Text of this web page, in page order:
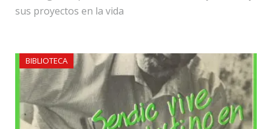
sus proyectos en la vida
BIBLIOTECA